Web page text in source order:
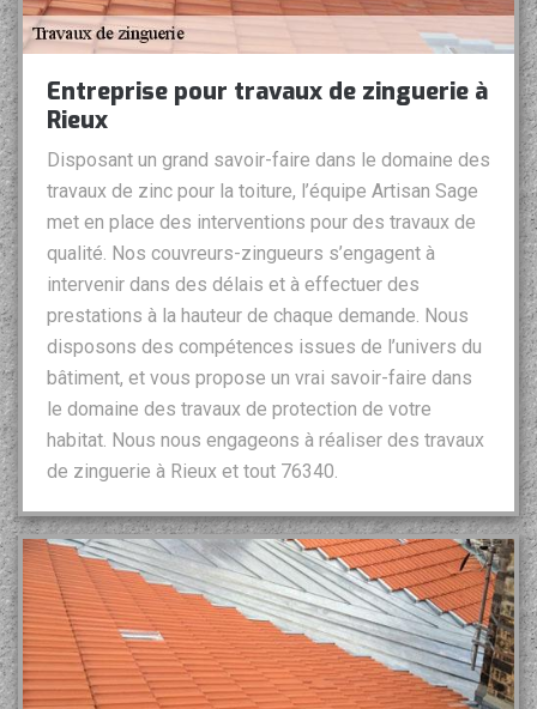
Entreprise pour travaux de zinguerie à
Rieux
Disposant un grand savoir-faire dans le domaine des
travaux de zinc pour la toiture, l’équipe Artisan Sage
met en place des interventions pour des travaux de
qualité. Nos couvreurs-zingueurs s’engagent à
intervenir dans des délais et à effectuer des
prestations à la hauteur de chaque demande. Nous
disposons des compétences issues de l’univers du
bâtiment, et vous propose un vrai savoir-faire dans
le domaine des travaux de protection de votre
habitat. Nous nous engageons à réaliser des travaux
de zinguerie à Rieux et tout 76340.